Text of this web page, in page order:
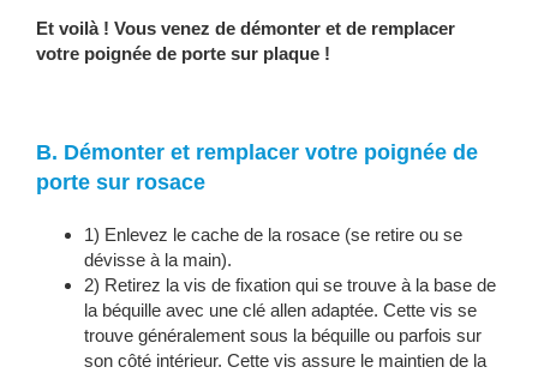
Et voilà ! Vous venez de démonter et de remplacer
votre poignée de porte sur plaque !
B. Démonter et remplacer votre poignée de
porte sur rosace
1) Enlevez le cache de la rosace (se retire ou se
dévisse à la main).
2) Retirez la vis de fixation qui se trouve à la base de
la béquille avec une clé allen adaptée. Cette vis se
trouve généralement sous la béquille ou parfois sur
son côté intérieur. Cette vis assure le maintien de la